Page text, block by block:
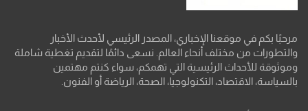
مرحبًا بكم في موقعنا الإخباري، المصدر الرئيسي لأحدث الأخبار
والتطورات من مختلف أنحاء العالم. نسعى دائمًا لتقديم تغطية شاملة
وموثوقة للأحداث الرئيسية التي تهمكم، سواء كنتم مهتمين
بالسياسة، الاقتصاد، التكنولوجيا، الصحة، الرياضة أو الفنون.